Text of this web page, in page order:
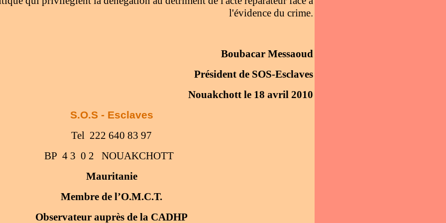
l'évidence du crime.
Boubacar Messaoud
Président de SOS-Esclaves
Nouakchott le 18 avril 2010
S.O.S - Esclaves
Tel 222 640 83 97
BP 4 3 0 2 NOUAKCHOTT
Mauritanie
Membre de l’O.M.C.T.
Observateur auprès de la CADHP